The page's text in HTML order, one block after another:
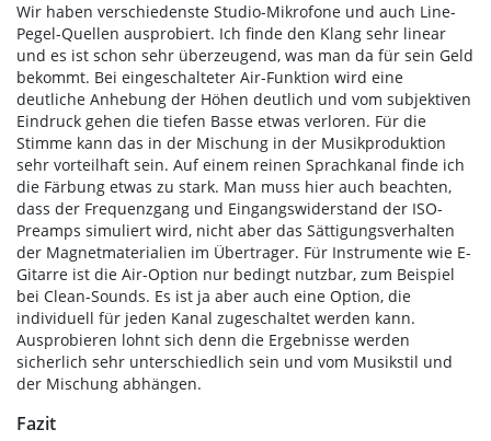
Wir haben verschiedenste Studio-Mikrofone und auch Line-
Pegel-Quellen ausprobiert. Ich finde den Klang sehr linear
und es ist schon sehr überzeugend, was man da für sein Geld
bekommt. Bei eingeschalteter Air-Funktion wird eine
deutliche Anhebung der Höhen deutlich und vom subjektiven
Eindruck gehen die tiefen Basse etwas verloren. Für die
Stimme kann das in der Mischung in der Musikproduktion
sehr vorteilhaft sein. Auf einem reinen Sprachkanal finde ich
die Färbung etwas zu stark. Man muss hier auch beachten,
dass der Frequenzgang und Eingangswiderstand der ISO-
Preamps simuliert wird, nicht aber das Sättigungsverhalten
der Magnetmaterialien im Übertrager. Für Instrumente wie E-
Gitarre ist die Air-Option nur bedingt nutzbar, zum Beispiel
bei Clean-Sounds. Es ist ja aber auch eine Option, die
individuell für jeden Kanal zugeschaltet werden kann.
Ausprobieren lohnt sich denn die Ergebnisse werden
sicherlich sehr unterschiedlich sein und vom Musikstil und
der Mischung abhängen.
Fazit